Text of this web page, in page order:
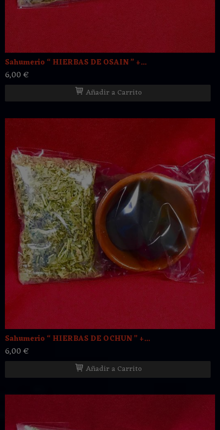
Sahumerio “ HIERBAS DE OSAIN ” +...
6,00 €
Añadir a Carrito
Sahumerio “ HIERBAS DE OCHUN ” +...
6,00 €
Añadir a Carrito